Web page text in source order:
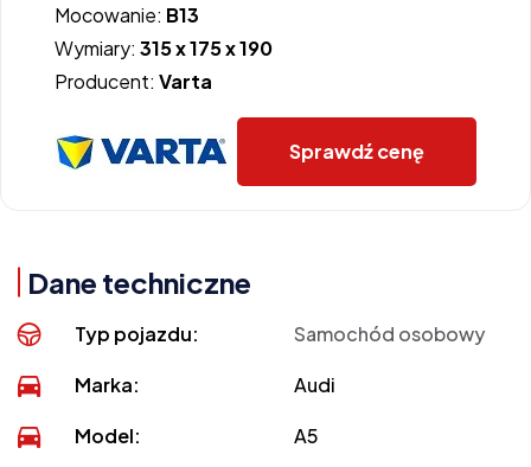
Mocowanie: B13
Wymiary: 315 x 175 x 190
Producent: Varta
Sprawdź cenę
Dane techniczne
Typ pojazdu: Samochód osobowy
Marka: Audi
Model: A5